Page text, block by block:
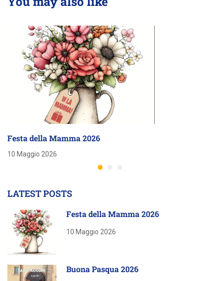
Festa della Mamma 2026
10 Maggio 2026
LATEST POSTS
Festa della Mamma 2026
10 Maggio 2026
Buona Pasqua 2026